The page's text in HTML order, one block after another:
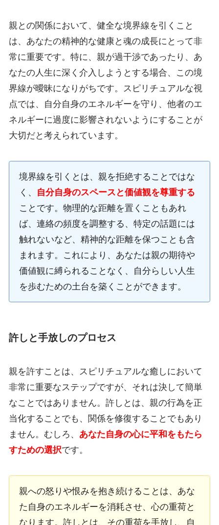
親との関係において、健全な境界線を引くこと
は、あなたの精神的な健康と魂の成長にとって非
常に重要です。特に、親が過干渉であったり、あ
なたの人生に深く介入しようとする場合、この境
界線が曖昧になりがちです。スピリチュアルな視
点では、自分自身のエネルギーを守り、他者のエ
ネルギーに過度に影響されないようにすることが
大切だと考えられています。
境界線を引くとは、親を拒絶することではな
く、
自分自身のスペースと価値観を尊重する
ことです。物理的な距離を置くこともあれ
ば、連絡の頻度を調整する、特定の話題には
触れないなど、精神的な距離を保つことも含
まれます。これにより、あなたは親の期待や
価値観に縛られることなく、自分らしい人生
を歩むための土台を築くことができます。
許しと手放しのプロセス
親を許すことは、スピリチュアルな癒しにおいて
非常に重要なステップですが、それは決して簡単
なことではありません。許しとは、親の行為を正
当化することでも、関係を修復することでもあり
ません。むしろ、 あなた自身の心に平和をもたら
すための選択です。
親への怒りや恨みを抱き続けることは、あな
た自身のエネルギーを消耗させ、心の重荷と
なります。許しとは、その重荷を手放し、自